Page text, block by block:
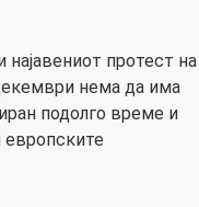
протест на
нема да има
подолго време и
европските